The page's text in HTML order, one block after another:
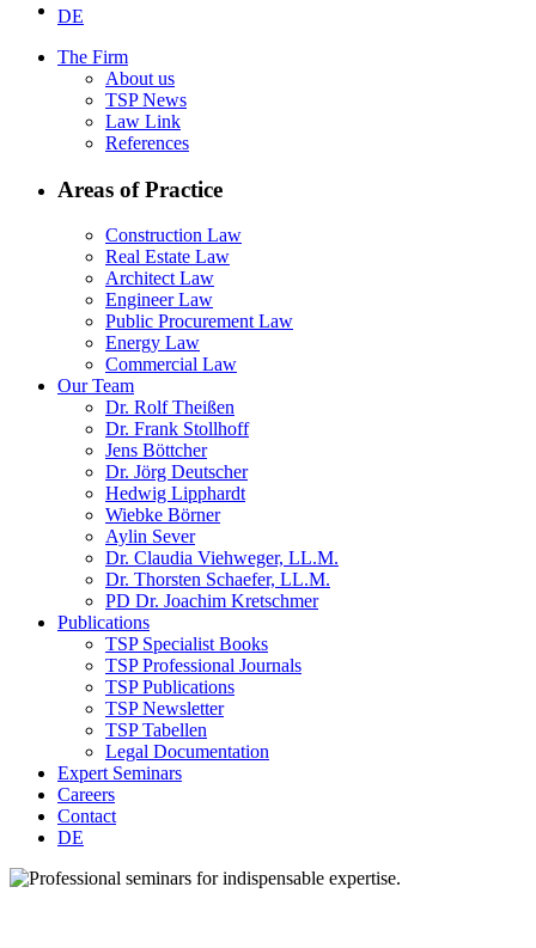
DE
The Firm
About us
TSP News
Law Link
References
Areas of Practice
Construction Law
Real Estate Law
Architect Law
Engineer Law
Public Procurement Law
Energy Law
Commercial Law
Our Team
Dr. Rolf Theißen
Dr. Frank Stollhoff
Jens Böttcher
Dr. Jörg Deutscher
Hedwig Lipphardt
Wiebke Börner
Aylin Sever
Dr. Claudia Viehweger, LL.M.
Dr. Thorsten Schaefer, LL.M.
PD Dr. Joachim Kretschmer
Publications
TSP Specialist Books
TSP Professional Journals
TSP Publications
TSP Newsletter
TSP Tabellen
Legal Documentation
Expert Seminars
Careers
Contact
DE